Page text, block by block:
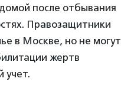
после отбывания
Правозащитники
в Москве, но не могут
жертв
учет.